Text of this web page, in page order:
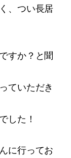
、つい長居
すか？と聞
ていただき
した！
に行ってお